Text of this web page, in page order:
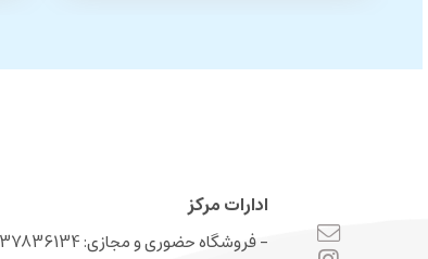
ادارات مرکز
- فروشگاه حضوری و مجازی: 37836134 025